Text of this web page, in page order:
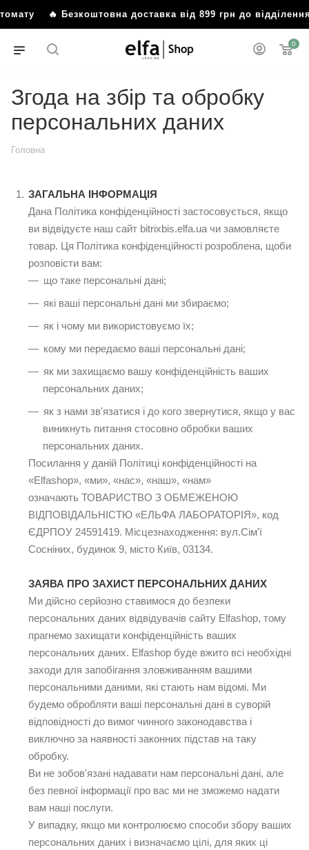
🔥 Безкоштовна доставка від 899 грн до відділення
0
Згода на збір та обробку
персональних даних
Головна
ЗАГАЛЬНА ІНФОРМАЦІЯ
Дана Політика конфіденційності застосовується, якщо
ви відвідуєте наш сайт bitrixbis.elfa.ua чи замовляєте
товар. Ця Політика конфіденційності розроблена, щоби
розповісти вам:
що таке персональні дані;
які ваші персональні дані ми збираємо;
як і чому ми використовуємо їх;
кому ми передаємо ваші персональні дані;
як ми захищаємо вашу конфіденційність ваших
персональних даних;
як з нами зв'язатися і до кого звернутися, якщо у вас
виникнуть питання стосовно обробки ваших
персональних даних.
Посилання у даній Політиці конфіденційності на
«Elfashop», «ми», «нас», «наш», «нам»
означають ТОВАРИСТВО З ОБМЕЖЕНОЮ
ВІДПОВІДАЛЬНІСТЮ «ЕЛЬФА ЛАБОРАТОРІЯ», код
ЄДРПОУ 24591419. Місцезнаходження: вул.Сім'ї
Сосніних, будинок 9, місто Київ, 03134.
ЗАЯВА ПРО ЗАХИСТ ПЕРСОНАЛЬНИХ ДАНИХ
Ми дійсно серйозно ставимося до безпеки
персональних даних відвідувачів сайту Elfashop, тому
прагнемо захищати конфіденційність ваших
персональних даних. Elfashop буде вжито всі необхідні
заходи для запобігання зловживанням вашими
персональними даними, які стають нам відомі. Ми
будемо обробляти ваші персональні дані в суворій
відповідності до вимог чинного законодавства і
виключно за наявності законних підстав на таку
обробку.
Ви не зобов'язані надавати нам персональні дані, але
без певної інформації про вас ми не зможемо надати
вам наші послуги.
У випадку, якщо ми контролюємо способи збору ваших
персональних даних і визначаємо цілі, для яких ці